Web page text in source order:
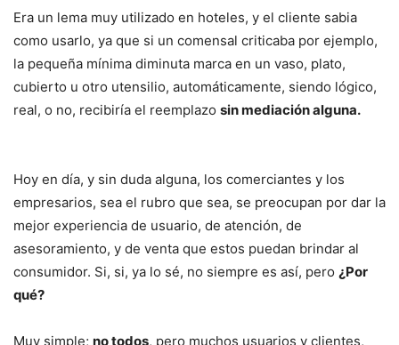
Era un lema muy utilizado en hoteles, y el cliente sabia
como usarlo, ya que si un comensal criticaba por ejemplo,
la pequeña mínima diminuta marca en un vaso, plato,
cubierto u otro utensilio, automáticamente, siendo lógico,
real, o no, recibiría el reemplazo sin mediación alguna.
Hoy en día, y sin duda alguna, los comerciantes y los
empresarios, sea el rubro que sea, se preocupan por dar la
mejor experiencia de usuario, de atención, de
asesoramiento, y de venta que estos puedan brindar al
consumidor. Si, si, ya lo sé, no siempre es así, pero ¿Por
qué?
Muy simple; no todos, pero muchos usuarios y clientes,